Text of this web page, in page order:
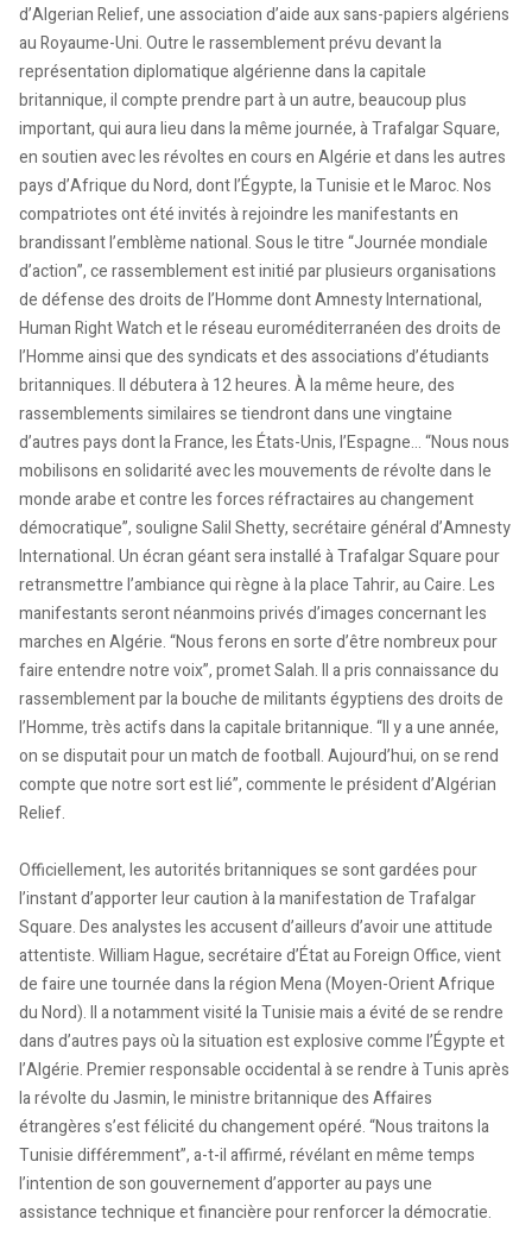
d’Algerian Relief, une association d’aide aux sans-papiers algériens
au Royaume-Uni. Outre le rassemblement prévu devant la
représentation diplomatique algérienne dans la capitale
britannique, il compte prendre part à un autre, beaucoup plus
important, qui aura lieu dans la même journée, à Trafalgar Square,
en soutien avec les révoltes en cours en Algérie et dans les autres
pays d’Afrique du Nord, dont l’Égypte, la Tunisie et le Maroc. Nos
compatriotes ont été invités à rejoindre les manifestants en
brandissant l’emblème national. Sous le titre “Journée mondiale
d’action”, ce rassemblement est initié par plusieurs organisations
de défense des droits de l’Homme dont Amnesty International,
Human Right Watch et le réseau euroméditerranéen des droits de
l’Homme ainsi que des syndicats et des associations d’étudiants
britanniques. Il débutera à 12 heures. À la même heure, des
rassemblements similaires se tiendront dans une vingtaine
d’autres pays dont la France, les États-Unis, l’Espagne… “Nous nous
mobilisons en solidarité avec les mouvements de révolte dans le
monde arabe et contre les forces réfractaires au changement
démocratique”, souligne Salil Shetty, secrétaire général d’Amnesty
International. Un écran géant sera installé à Trafalgar Square pour
retransmettre l’ambiance qui règne à la place Tahrir, au Caire. Les
manifestants seront néanmoins privés d’images concernant les
marches en Algérie. “Nous ferons en sorte d’être nombreux pour
faire entendre notre voix”, promet Salah. Il a pris connaissance du
rassemblement par la bouche de militants égyptiens des droits de
l’Homme, très actifs dans la capitale britannique. “Il y a une année,
on se disputait pour un match de football. Aujourd’hui, on se rend
compte que notre sort est lié”, commente le président d’Algérian
Relief.
Officiellement, les autorités britanniques se sont gardées pour
l’instant d’apporter leur caution à la manifestation de Trafalgar
Square. Des analystes les accusent d’ailleurs d’avoir une attitude
attentiste. William Hague, secrétaire d’État au Foreign Office, vient
de faire une tournée dans la région Mena (Moyen-Orient Afrique
du Nord). Il a notamment visité la Tunisie mais a évité de se rendre
dans d’autres pays où la situation est explosive comme l’Égypte et
l’Algérie. Premier responsable occidental à se rendre à Tunis après
la révolte du Jasmin, le ministre britannique des Affaires
étrangères s’est félicité du changement opéré. “Nous traitons la
Tunisie différemment”, a-t-il affirmé, révélant en même temps
l’intention de son gouvernement d’apporter au pays une
assistance technique et financière pour renforcer la démocratie.